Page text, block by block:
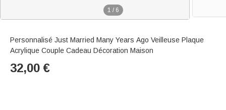
1 / 6
Personnalisé Just Married Many Years Ago Veilleuse Plaque
Acrylique Couple Cadeau Décoration Maison
32,00 €